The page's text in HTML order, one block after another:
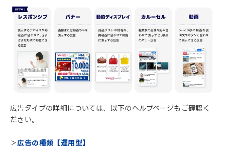
広告タイプの詳細については、以下のヘルプページもご確認く
ださい。
＞広告の種類【運用型】